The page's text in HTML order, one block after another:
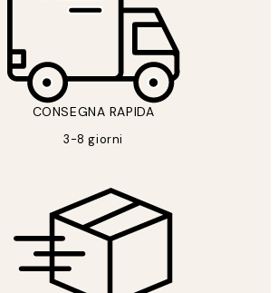
CONSEGNA RAPIDA
3-8 giorni